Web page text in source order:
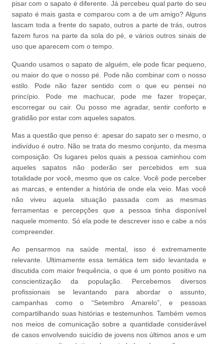
pisar com o sapato é diferente. Já percebeu qual parte do seu
sapato é mais gasta e comparou com a de um amigo? Alguns
lascam toda a frente do sapato, outros a parte de trás, outros
fazem furos na parte da sola do pé, e vários outros sinais de
uso que aparecem com o tempo.
Quando usamos o sapato de alguém, ele pode ficar pequeno,
ou maior do que o nosso pé. Pode não combinar com o nosso
estilo. Pode não fazer sentido com o que eu pensei no
princípio. Pode me machucar, pode me fazer tropeçar,
escorregar ou cair. Ou posso me agradar, sentir conforto e
gratidão por estar com aqueles sapatos.
Mas a questão que penso é: apesar do sapato ser o mesmo, o
indivíduo é outro. Não se trata do mesmo conjunto, da mesma
composição. Os lugares pelos quais a pessoa caminhou com
aqueles sapatos não poderão ser percebidos em sua
totalidade por você, mesmo que os calce. Você pode perceber
as marcas, e entender a história de onde ela veio. Mas você
não viveu aquela situação passada com as mesmas
ferramentas e percepções que a pessoa tinha disponível
naquele momento. Só ela pode te descrever isso e cabe a nós
compreender.
Ao pensarmos na saúde mental, isso é extremamente
relevante. Ultimamente essa temática tem sido levantada e
discutida com maior frequência, o que é um ponto positivo na
conscientização da população. Percebemos diversos
profissionais se levantando para abordar o assunto,
campanhas como o “Setembro Amarelo”, e pessoas
compartilhando suas histórias e testemunhos. Também vemos
nos meios de comunicação sobre a quantidade considerável
de casos envolvendo suicídio de jovens nos últimos anos e um